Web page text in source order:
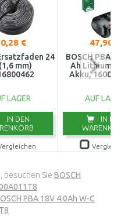
€
24
mm)
LAGER
IN DEN
47,90 €
BOSCH PBA
Ah Lithium-
Akku,
AUF
IN
besuchen Sie BOSCH
PBA 18V 4.0Ah W-C